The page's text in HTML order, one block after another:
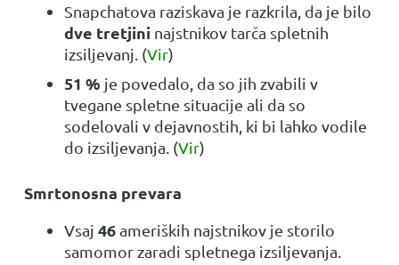
Snapchatova raziskava je razkrila, da je bilo
dve tretjini najstnikov tarča spletnih
izsiljevanj. (Vir)
51 % je povedalo, da so jih zvabili v
tvegane spletne situacije ali da so
sodelovali v dejavnostih, ki bi lahko vodile
do izsiljevanja. (Vir)
Smrtonosna prevara
Vsaj 46ameriških najstnikov je storilo
samomor zaradi spletnega izsiljevanja.